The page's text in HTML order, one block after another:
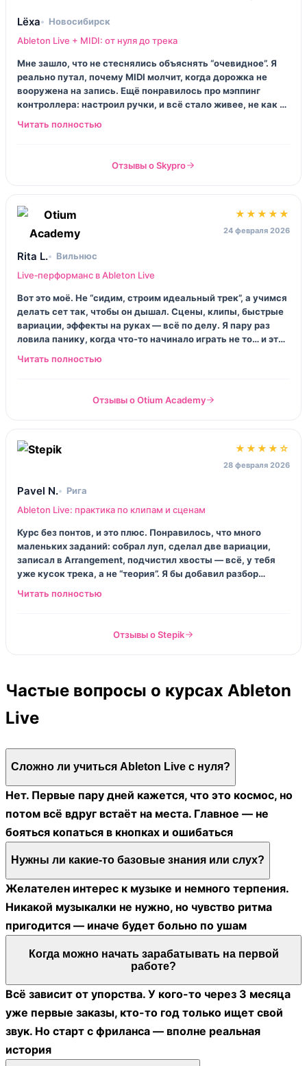
Lёха
Новосибирск
Ableton Live + MIDI: от нуля до трека
Мне зашло, что не стеснялись объяснять “очевидное”. Я
реально путал, почему MIDI молчит, когда дорожка не
вооружена на запись. Ещё понравилось про мэппинг
контроллера: настроил ручки, и всё стало живее, не как в
Отзывы о Skypro
★★★★★
24 февраля 2026
Rita L.
Вильнюс
Live‑перформанс в Ableton Live
Вот это моё. Не “сидим, строим идеальный трек”, а учимся
делать сет так, чтобы он дышал. Сцены, клипы, быстрые
вариации, эффекты на руках — всё по делу. Я пару раз
ловила панику, когда что-то начинало играть не то… и это
Отзывы о Otium Academy
★★★★☆
28 февраля 2026
Pavel N.
Рига
Ableton Live: практика по клипам и сценам
Курс без понтов, и это плюс. Понравилось, что много
маленьких заданий: собрал луп, сделал две вариации,
записал в Arrangement, подчистил хвосты — всё, у тебя
уже кусок трека, а не “теория”. Я бы добавил разбор
Отзывы о Stepik
Частые вопросы о курсах Ableton
Live
Сложно ли учиться Ableton Live с нуля?
Нет. Первые пару дней кажется, что это космос, но
потом всё вдруг встаёт на места. Главное — не
бояться копаться в кнопках и ошибаться
Нужны ли какие-то базовые знания или слух?
Желателен интерес к музыке и немного терпения.
Никакой музыкалки не нужно, но чувство ритма
пригодится — иначе будет больно по ушам
Когда можно начать зарабатывать на первой
работе?
Всё зависит от упорства. У кого-то через 3 месяца
уже первые заказы, кто-то год только ищет свой
звук. Но старт с фриланса — вполне реальная
история